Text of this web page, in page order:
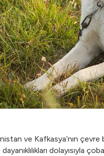
ve Kafkasya’nın
dolayısıyla